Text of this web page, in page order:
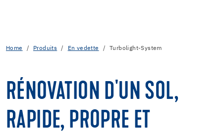
Home Produits En vedette Turbolight-System
RÉNOVATION D'UN SOL,
RAPIDE, PROPRE ET